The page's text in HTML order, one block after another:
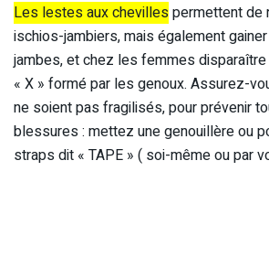
Les lestes aux chevillespermettent de
ischios-jambiers, mais également
jambes, et chez les femmes
« X » formé par les genoux. Assurez-
ne soient pas fragilisés, pour prévenir
blessures : mettez une genouillère ou
straps dit « TAPE » ( soi-même ou par